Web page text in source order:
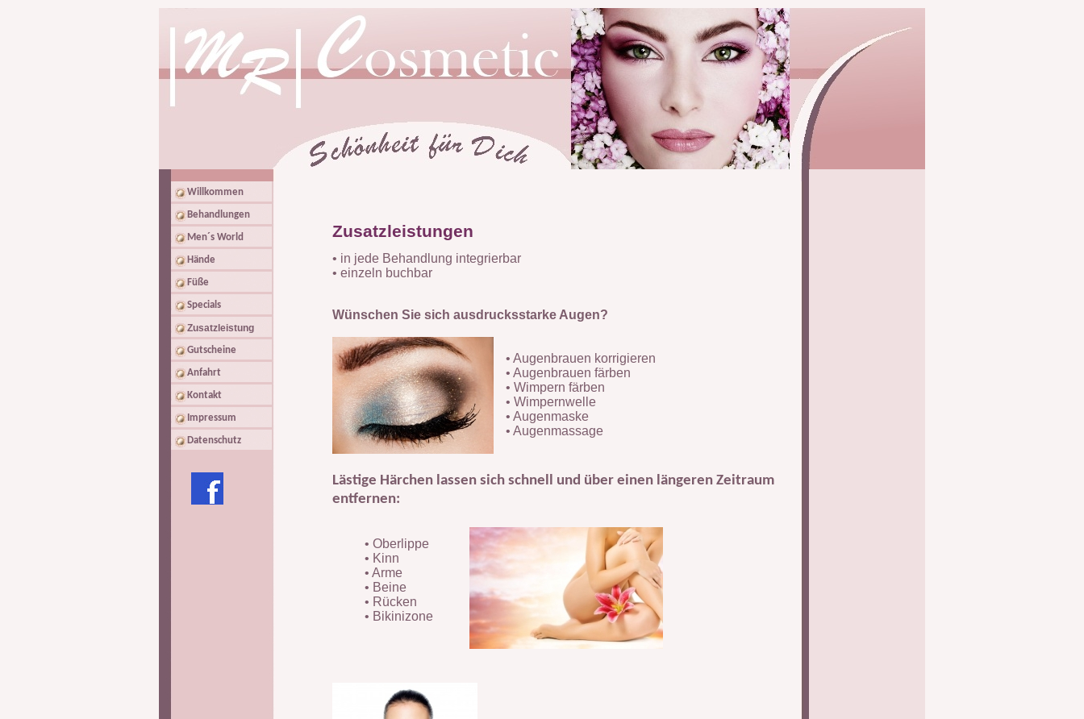
Willkommen
Behandlungen
Men´s World
Hände
Füße
Specials
Zusatzleistung
Gutscheine
Anfahrt
Kontakt
Impressum
Datenschutz
Zusatzleistungen
• in jede Behandlung integrierbar
• einzeln buchbar
Wünschen Sie sich ausdrucksstarke Augen?
• Augenbrauen korrigieren
• Augenbrauen färben
• Wimpern färben
• Wimpernwelle
• Augenmaske
• Augenmassage
Lästige Härchen lassen sich schnell und über einen längeren Zeitraum
entfernen:
• Oberlippe
• Kinn
• Arme
• Beine
• Rücken
• Bikinizone